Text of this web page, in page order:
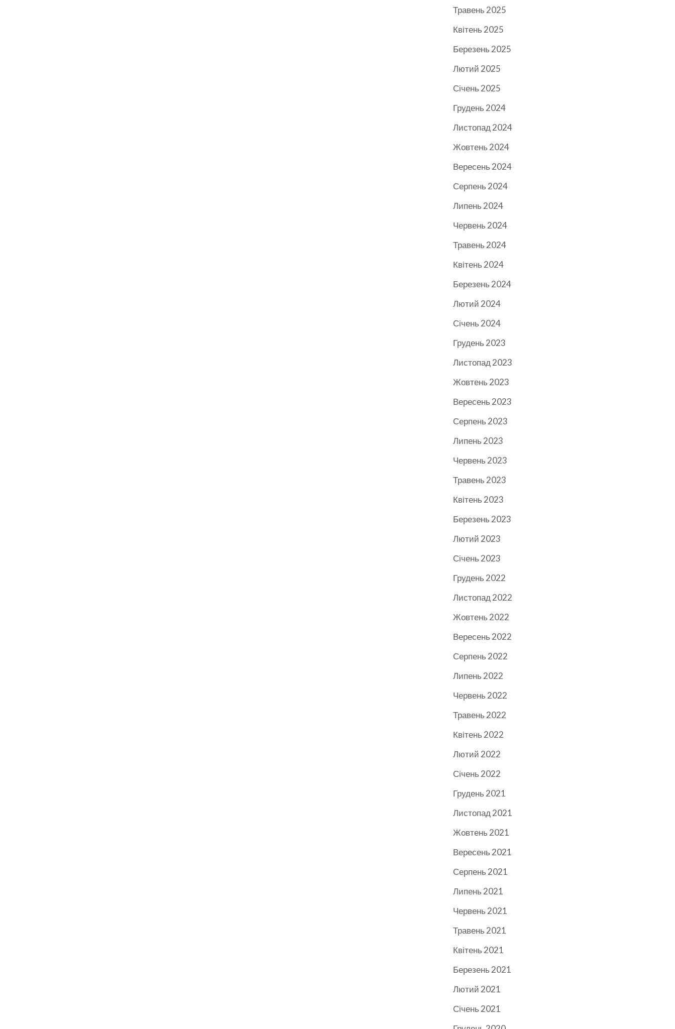
Травень 2025
Квітень 2025
Березень 2025
Лютий 2025
Січень 2025
Грудень 2024
Листопад 2024
Жовтень 2024
Вересень 2024
Серпень 2024
Липень 2024
Червень 2024
Травень 2024
Квітень 2024
Березень 2024
Лютий 2024
Січень 2024
Грудень 2023
Листопад 2023
Жовтень 2023
Вересень 2023
Серпень 2023
Липень 2023
Червень 2023
Травень 2023
Квітень 2023
Березень 2023
Лютий 2023
Січень 2023
Грудень 2022
Листопад 2022
Жовтень 2022
Вересень 2022
Серпень 2022
Липень 2022
Червень 2022
Травень 2022
Квітень 2022
Лютий 2022
Січень 2022
Грудень 2021
Листопад 2021
Жовтень 2021
Вересень 2021
Серпень 2021
Липень 2021
Червень 2021
Травень 2021
Квітень 2021
Березень 2021
Лютий 2021
Січень 2021